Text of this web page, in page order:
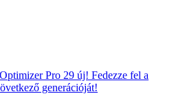
Pro 29 új! Fedezze fel a
generációját!